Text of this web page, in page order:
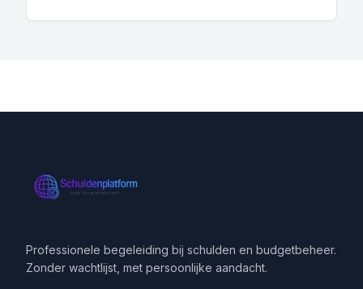
Professionele begeleiding bij schulden en budgetbeheer.
Zonder wachtlijst, met persoonlijke aandacht.